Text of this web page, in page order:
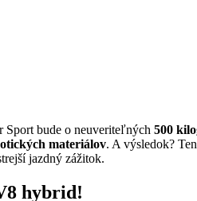
Sport bude o neuveriteľných 500
materiálov. A výsledok?
jazdný zážitok.
hybrid!